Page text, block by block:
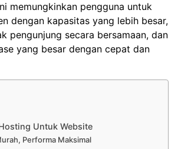
memungkinkan pengguna untuk
dengan kapasitas yang lebih besar,
pengunjung secara bersamaan, dan
yang besar dengan cepat dan
Untuk Website
Performa Maksimal